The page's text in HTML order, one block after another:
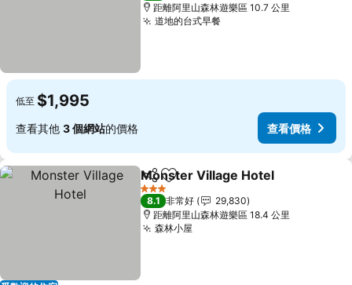
距離阿里山森林遊樂區 10.7 公里
道地的台式早餐查看價格
低至 $1,995
查看其他 3 個網站的價格 查看價格
分享 加入我的最愛
Monster Village Hotel
3 星級
8.1 非常好
29,830
距離阿里山森林遊樂區 18.4 公里
森林小屋查看價格